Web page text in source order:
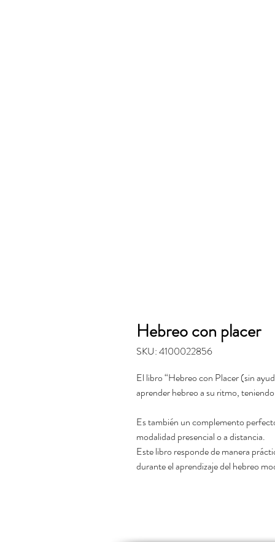
Hebreo con placer
SKU: 4100022856
El libro “Hebreo con Placer (sin
aprender hebreo a su ritmo,
Es también un complemento
modalidad presencial o a distancia.
Este libro responde de manera
durante el aprendizaje del hebreo